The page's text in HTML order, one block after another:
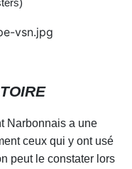
Narbonnais a une
ceux qui y ont usé
peut le constater lors